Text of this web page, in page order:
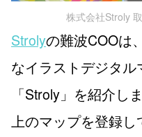
株式会社Stroly
Strolyの難波COOは
なイラストデジタ
「Stroly」を紹介し
上のマップを登録